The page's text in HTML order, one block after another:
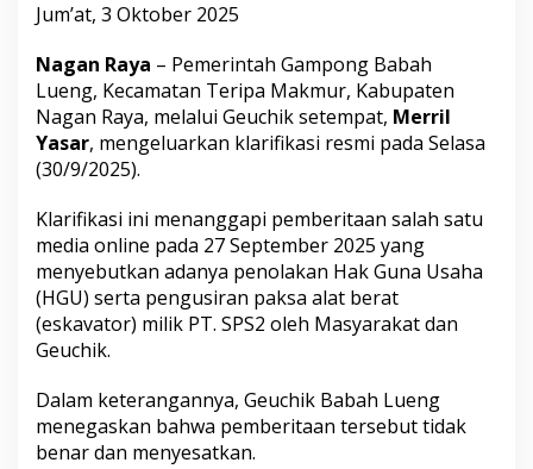
Berat
PT.
SPS2
Jum’at, 3 Oktober 2025
Nagan Raya – Pemerintah Gampong Babah
Lueng, Kecamatan Teripa Makmur, Kabupaten
Nagan Raya, melalui Geuchik setempat, Merril
Yasar, mengeluarkan klarifikasi resmi pada Selasa
(30/9/2025).
Klarifikasi ini menanggapi pemberitaan salah satu
media online pada 27 September 2025 yang
menyebutkan adanya penolakan Hak Guna Usaha
(HGU) serta pengusiran paksa alat berat
(eskavator) milik PT. SPS2 oleh Masyarakat dan
Geuchik.
Dalam keterangannya, Geuchik Babah Lueng
menegaskan bahwa pemberitaan tersebut tidak
benar dan menyesatkan.